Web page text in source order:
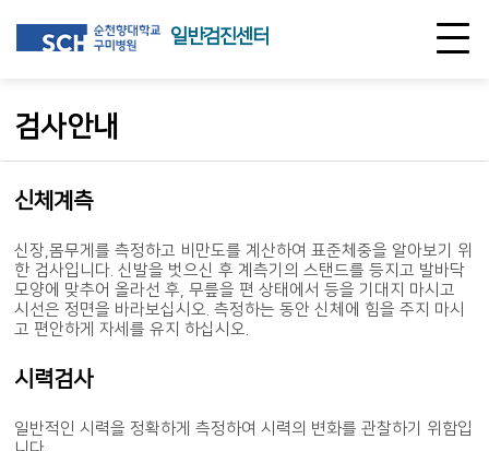
일반검진센터
검사안내
신체계측
신장,몸무게를 측정하고 비만도를 계산하여 표준체중을 알아보기 위
한 검사입니다. 신발을 벗으신 후 계측기의 스탠드를 등지고 발바닥
모양에 맞추어 올라선 후, 무릎을 편 상태에서 등을 기대지 마시고
시선은 정면을 바라보십시오. 측정하는 동안 신체에 힘을 주지 마시
고 편안하게 자세를 유지 하십시오.
시력검사
일반적인 시력을 정확하게 측정하여 시력의 변화를 관찰하기 위함입